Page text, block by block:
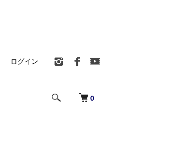
ログイン
0